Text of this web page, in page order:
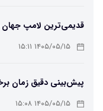
لامپ سنتنیال
۱۴۰۵/۰۵/۱۵ ۱۵:۱۱
پیش‌بینی دقیق زمان
ممکن شد
۱۴۰۵/۰۵/۱۵ ۱۵:۰۸